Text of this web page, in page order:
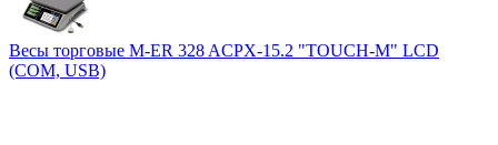
Весы торговые M-ER 328 ACPX-15.2 "TOUCH-M" LCD
(COM, USB)